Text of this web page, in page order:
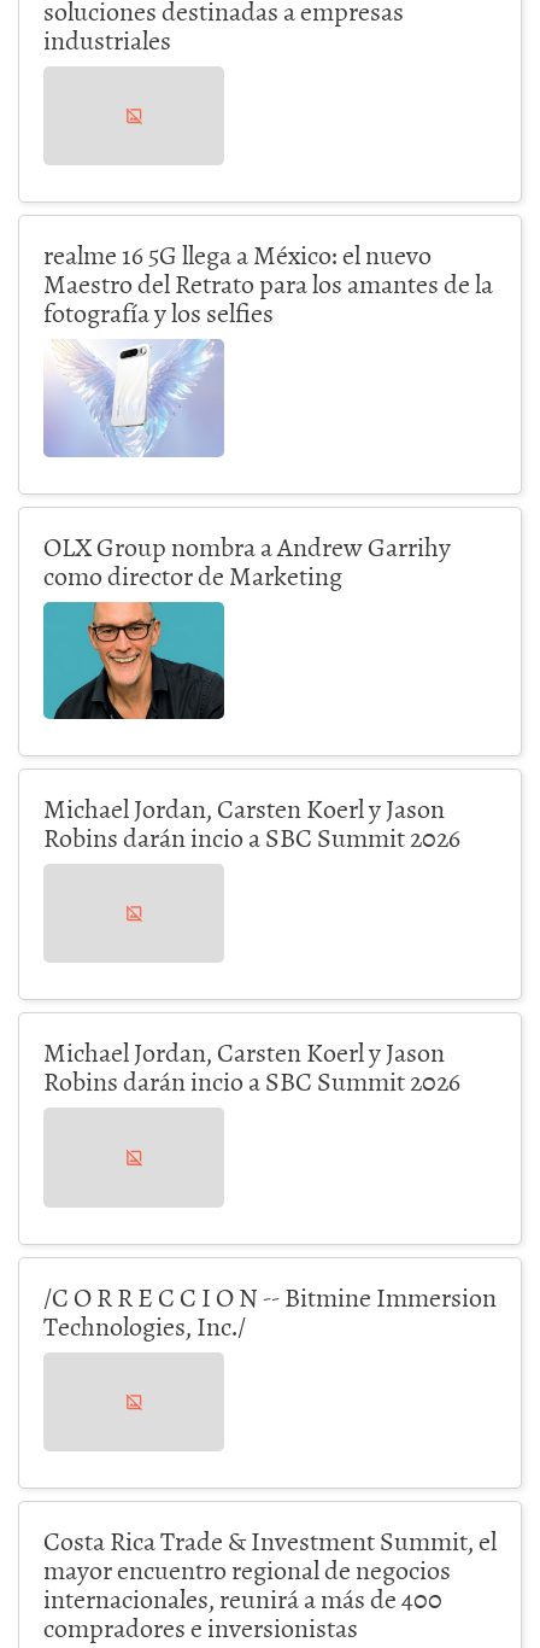
soluciones destinadas a empresas
industriales
realme 16 5G llega a México: el nuevo
Maestro del Retrato para los amantes de la
fotografía y los selfies
OLX Group nombra a Andrew Garrihy
como director de Marketing
Michael Jordan, Carsten Koerl y Jason
Robins darán incio a SBC Summit 2026
Michael Jordan, Carsten Koerl y Jason
Robins darán incio a SBC Summit 2026
/C O R R E C C I O N -- Bitmine Immersion
Technologies, Inc./
Costa Rica Trade & Investment Summit, el
mayor encuentro regional de negocios
internacionales, reunirá a más de 400
compradores e inversionistas